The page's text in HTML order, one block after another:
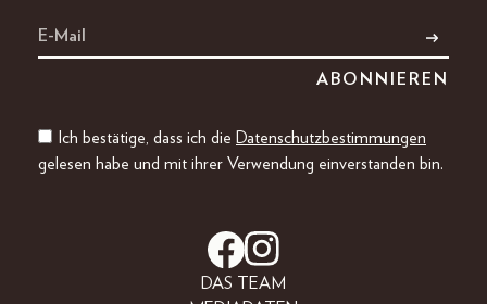
Ich bestätige, dass ich die Datenschutzbestimmungen
gelesen habe und mit ihrer Verwendung einverstanden bin.
DAS TEAM